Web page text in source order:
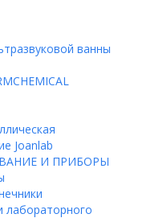
ванны
Joanlab
И ПРИБОРЫ
лабораторного